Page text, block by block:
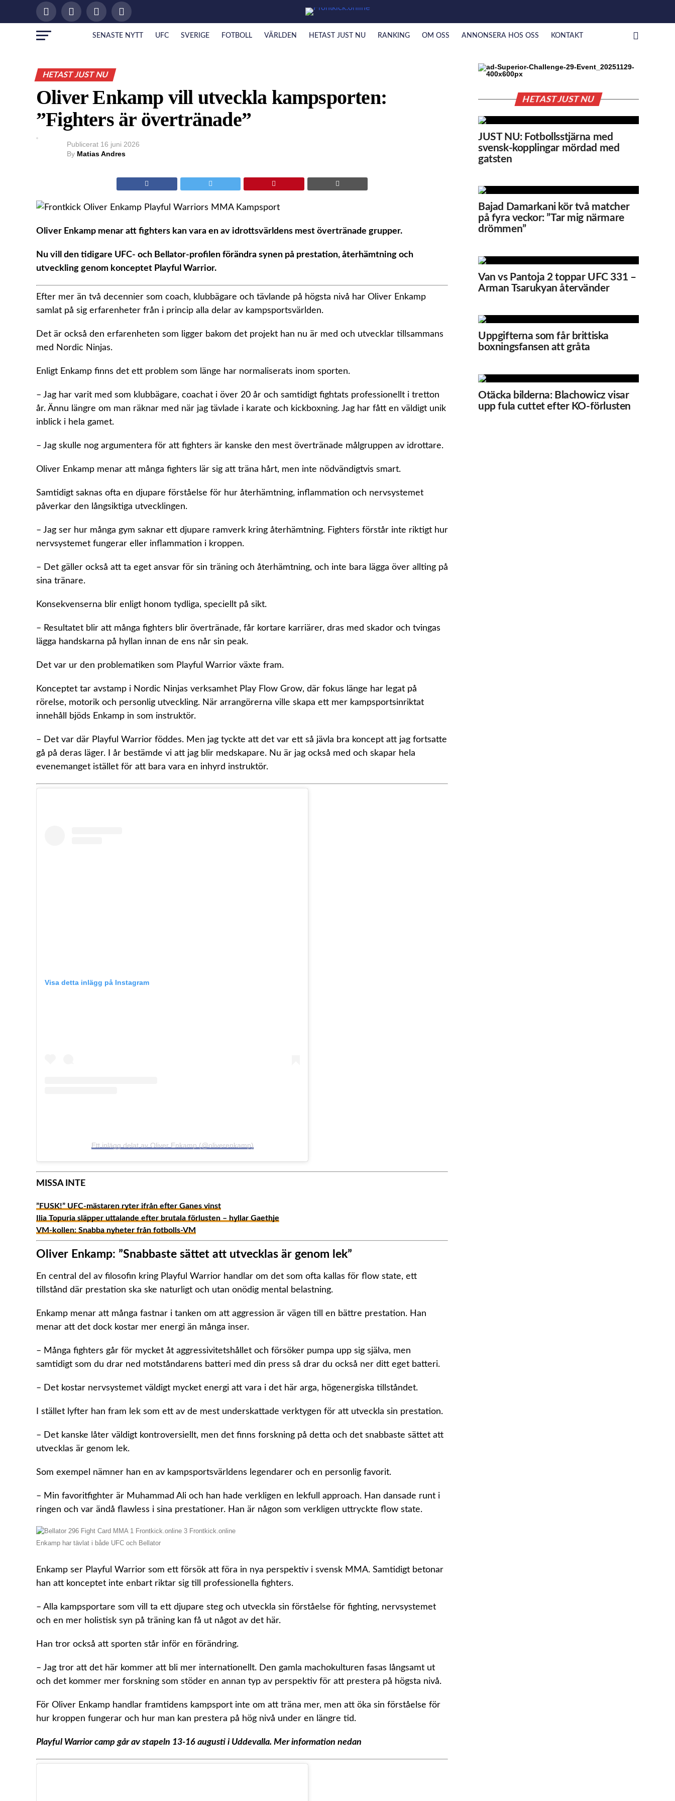
SENASTE NYTT UFC SVERIGE FOTBOLL VÄRLDEN HETAST JUST NU RANKING OM OSS ANNONSERA HOS OSS KONTAKT
HETAST JUST NU
Oliver Enkamp vill utveckla kampsporten:
”Fighters är övertränade”
Publicerat 16 juni 2026
By Matias Andres
Oliver Enkamp menar att fighters kan vara en av idrottsvärldens mest övertränade grupper.
Nu vill den tidigare UFC- och Bellator-profilen förändra synen på prestation, återhämtning och
utveckling genom konceptet Playful Warrior.
Efter mer än två decennier som coach, klubbägare och tävlande på högsta nivå har Oliver Enkamp
samlat på sig erfarenheter från i princip alla delar av kampsportsvärlden.
Det är också den erfarenheten som ligger bakom det projekt han nu är med och utvecklar tillsammans
med Nordic Ninjas.
Enligt Enkamp finns det ett problem som länge har normaliserats inom sporten.
– Jag har varit med som klubbägare, coachat i över 20 år och samtidigt fightats professionellt i tretton
år. Ännu längre om man räknar med när jag tävlade i karate och kickboxning. Jag har fått en väldigt unik
inblick i hela gamet.
– Jag skulle nog argumentera för att fighters är kanske den mest övertränade målgruppen av idrottare.
Oliver Enkamp menar att många fighters lär sig att träna hårt, men inte nödvändigtvis smart.
Samtidigt saknas ofta en djupare förståelse för hur återhämtning, inflammation och nervsystemet
påverkar den långsiktiga utvecklingen.
– Jag ser hur många gym saknar ett djupare ramverk kring återhämtning. Fighters förstår inte riktigt hur
nervsystemet fungerar eller inflammation i kroppen.
– Det gäller också att ta eget ansvar för sin träning och återhämtning, och inte bara lägga över allting på
sina tränare.
Konsekvenserna blir enligt honom tydliga, speciellt på sikt.
– Resultatet blir att många fighters blir övertränade, får kortare karriärer, dras med skador och tvingas
lägga handskarna på hyllan innan de ens når sin peak.
Det var ur den problematiken som Playful Warrior växte fram.
Konceptet tar avstamp i Nordic Ninjas verksamhet Play Flow Grow, där fokus länge har legat på
rörelse, motorik och personlig utveckling. När arrangörerna ville skapa ett mer kampsportsinriktat
innehåll bjöds Enkamp in som instruktör.
– Det var där Playful Warrior föddes. Men jag tyckte att det var ett så jävla bra koncept att jag fortsatte
gå på deras läger. I år bestämde vi att jag blir medskapare. Nu är jag också med och skapar hela
evenemanget istället för att bara vara en inhyrd instruktör.
Visa detta inlägg på Instagram
Ett inlägg delat av Oliver Enkamp (@oliverenkamp)
MISSA INTE
”FUSK!” UFC-mästaren ryter ifrån efter Ganes vinst
Ilia Topuria släpper uttalande efter brutala förlusten – hyllar Gaethje
VM-kollen: Snabba nyheter från fotbolls-VM
Oliver Enkamp: ”Snabbaste sättet att utvecklas är genom lek”
En central del av filosofin kring Playful Warrior handlar om det som ofta kallas för flow state, ett
tillstånd där prestation ska ske naturligt och utan onödig mental belastning.
Enkamp menar att många fastnar i tanken om att aggression är vägen till en bättre prestation. Han
menar att det dock kostar mer energi än många inser.
– Många fighters går för mycket åt aggressivitetshållet och försöker pumpa upp sig själva, men
samtidigt som du drar ned motståndarens batteri med din press så drar du också ner ditt eget batteri.
– Det kostar nervsystemet väldigt mycket energi att vara i det här arga, högenergiska tillståndet.
I stället lyfter han fram lek som ett av de mest underskattade verktygen för att utveckla sin prestation.
– Det kanske låter väldigt kontroversiellt, men det finns forskning på detta och det snabbaste sättet att
utvecklas är genom lek.
Som exempel nämner han en av kampsportsvärldens legendarer och en personlig favorit.
– Min favoritfighter är Muhammad Ali och han hade verkligen en lekfull approach. Han dansade runt i
ringen och var ändå flawless i sina prestationer. Han är någon som verkligen uttryckte flow state.
Enkamp har tävlat i både UFC och Bellator
Enkamp ser Playful Warrior som ett försök att föra in nya perspektiv i svensk MMA. Samtidigt betonar
han att konceptet inte enbart riktar sig till professionella fighters.
– Alla kampsportare som vill ta ett djupare steg och utveckla sin förståelse för fighting, nervsystemet
och en mer holistisk syn på träning kan få ut något av det här.
Han tror också att sporten står inför en förändring.
– Jag tror att det här kommer att bli mer internationellt. Den gamla machokulturen fasas långsamt ut
och det kommer mer forskning som stöder en annan typ av perspektiv för att prestera på högsta nivå.
För Oliver Enkamp handlar framtidens kampsport inte om att träna mer, men att öka sin förståelse för
hur kroppen fungerar och hur man kan prestera på hög nivå under en längre tid.
Playful Warrior camp går av stapeln 13-16 augusti i Uddevalla. Mer information nedan
HETAST JUST NU
JUST NU: Fotbollsstjärna med
svensk-kopplingar mördad med
gatsten
Bajad Damarkani kör två matcher
på fyra veckor: ”Tar mig närmare
drömmen”
Van vs Pantoja 2 toppar UFC 331 –
Arman Tsarukyan återvänder
Uppgifterna som får brittiska
boxningsfansen att gråta
Otäcka bilderna: Blachowicz visar
upp fula cuttet efter KO-förlusten